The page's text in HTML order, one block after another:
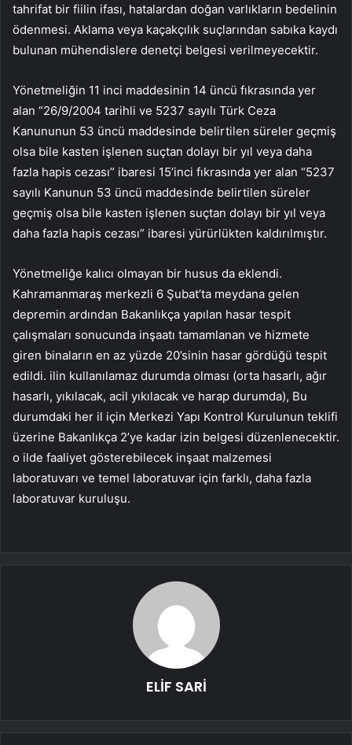
tahrifat bir fiilin ifası, hatalardan doğan varlıkların bedelinin
ödenmesi. Aklama veya kaçakçılık suçlarından sabıka kaydı
bulunan mühendislere denetçi belgesi verilmeyecektir.
Yönetmeliğin 11 inci maddesinin 14 üncü fıkrasında yer
alan “26/9/2004 tarihli ve 5237 sayılı Türk Ceza
Kanununun 53 üncü maddesinde belirtilen süreler geçmiş
olsa bile kasten işlenen suçtan dolayı bir yıl veya daha
fazla hapis cezası” ibaresi 15’inci fıkrasında yer alan “5237
sayılı Kanunun 53 üncü maddesinde belirtilen süreler
geçmiş olsa bile kasten işlenen suçtan dolayı bir yıl veya
daha fazla hapis cezası” ibaresi yürürlükten kaldırılmıştır.
Yönetmeliğe kalıcı olmayan bir husus da eklendi.
Kahramanmaraş merkezli 6 Şubat’ta meydana gelen
depremin ardından Bakanlıkça yapılan hasar tespit
çalışmaları sonucunda inşaatı tamamlanan ve hizmete
giren binaların en az yüzde 20’sinin hasar gördüğü tespit
edildi. ilin kullanılamaz durumda olması (orta hasarlı, ağır
hasarlı, yıkılacak, acil yıkılacak ve harap durumda), Bu
durumdaki her il için Merkezi Yapı Kontrol Kurulunun teklifi
üzerine Bakanlıkça 2’ye kadar izin belgesi düzenlenecektir.
o ilde faaliyet gösterebilecek inşaat malzemesi
laboratuvarı ve temel laboratuvar için farklı, daha fazla
laboratuvar kuruluşu.
ELİF SARİ